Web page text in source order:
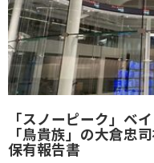
「スノーピーク」ベ
「鳥貴族」の大倉忠
保有報告書